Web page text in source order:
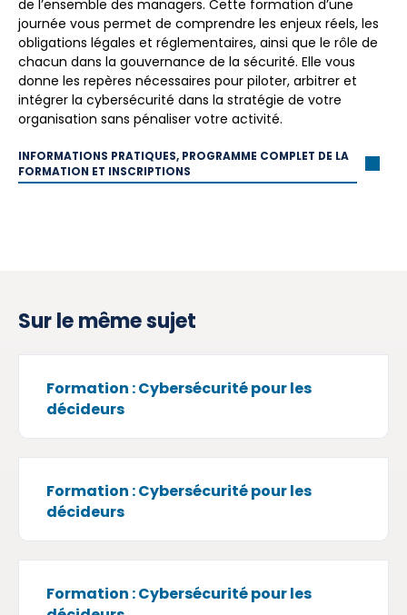
de l’ensemble des managers. Cette formation d’une
journée vous permet de comprendre les enjeux réels, les
obligations légales et réglementaires, ainsi que le rôle de
chacun dans la gouvernance de la sécurité. Elle vous
donne les repères nécessaires pour piloter, arbitrer et
intégrer la cybersécurité dans la stratégie de votre
organisation sans pénaliser votre activité.
INFORMATIONS PRATIQUES, PROGRAMME COMPLET DE LA
FORMATION ET INSCRIPTIONS
Sur le même sujet
Formation : Cybersécurité pour les
décideurs
Formation : Cybersécurité pour les
décideurs
Formation : Cybersécurité pour les